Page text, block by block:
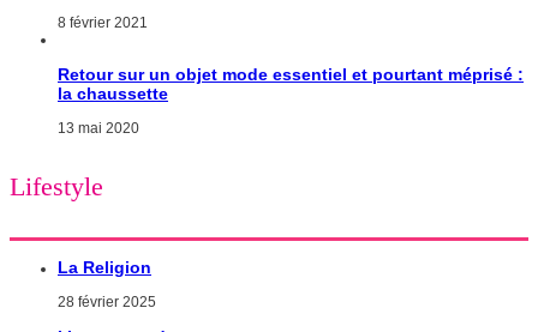
8 février 2021
Retour sur un objet mode essentiel et pourtant méprisé :
la chaussette
13 mai 2020
Lifestyle
La Religion
28 février 2025